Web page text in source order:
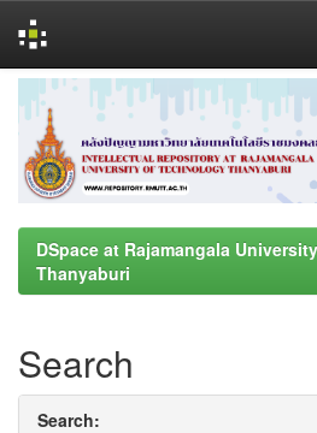
navigation
DSpace at Rajamangala
Thanyaburi
Search
Search: